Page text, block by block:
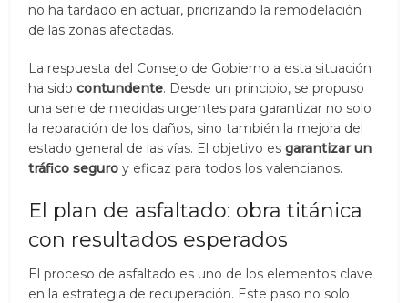
no ha tardado en actuar, priorizando la remodelación
de las zonas afectadas.
La respuesta del Consejo de Gobierno a esta situación
ha sidocontundente. Desde un principio, se propuso
una serie de medidas urgentes para garantizar no solo
la reparación de los daños, sino también la mejora del
estado general de las vías. El objetivo esgarantizar un
tráfico seguro y eficaz para todos los valencianos.
El plan de asfaltado: obra titánica
con resultados esperados
El proceso de asfaltado es uno de los elementos clave
en la estrategia de recuperación. Este paso no solo